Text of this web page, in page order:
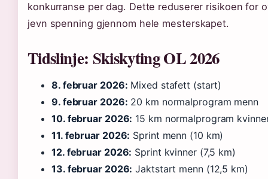
konkurranse per dag. Dette reduserer risikoen for
jevn spenning gjennom hele mesterskapet.
Tidslinje: Skiskyting OL 2026
8. februar 2026: Mixed stafett (start)
9. februar 2026: 20 km normalprogram menn
10. februar 2026: 15 km normalprogram
11. februar 2026: Sprint menn (10 km)
12. februar 2026: Sprint kvinner (7,5 km)
13. februar 2026: Jaktstart menn (12,5 km)